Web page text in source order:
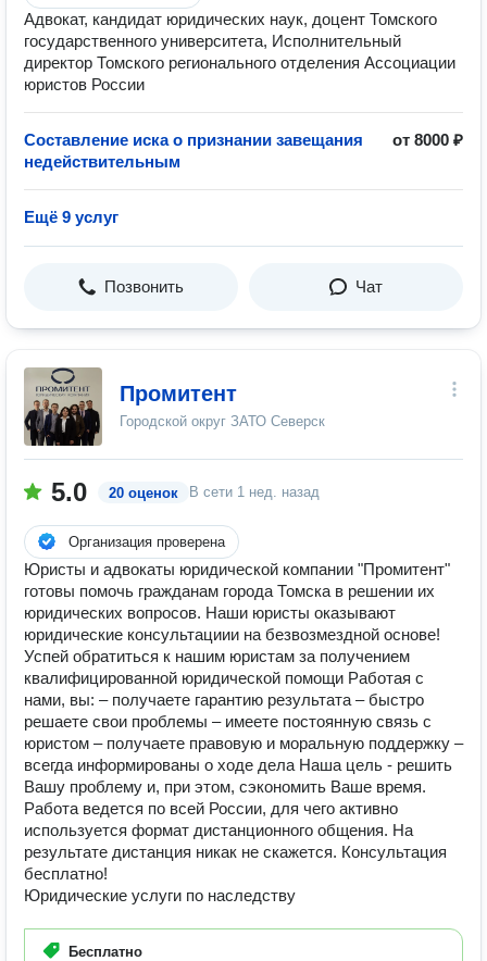
Адвокат, кандидат юридических наук, доцент Томского
государственного университета, Исполнительный
директор Томского регионального отделения Ассоциации
юристов России
Составление иска о признании завещания
недействительным
от 8000 ₽
Ещё 9 услуг
Позвонить Чат
Промитент
Городской округ ЗАТО Северск
5.0 20 оценок В сети 1 нед. назад
Организация проверена
Юристы и адвокаты юридической компании "Промитент"
готовы помочь гражданам города Томска в решении их
юридических вопросов. Наши юристы оказывают
юридические консультациии на безвозмездной основе!
Успей обратиться к нашим юристам за получением
квалифицированной юридической помощи Работая с
нами, вы: – получаете гарантию результата – быстро
решаете свои проблемы – имеете постоянную связь с
юристом – получаете правовую и моральную поддержку –
всегда информированы о ходе дела Наша цель - решить
Вашу проблему и, при этом, сэкономить Ваше время.
Работа ведется по всей России, для чего активно
используется формат дистанционного общения. На
результате дистанция никак не скажется. Консультация
бесплатно!
Юридические услуги по наследству
Бесплатно